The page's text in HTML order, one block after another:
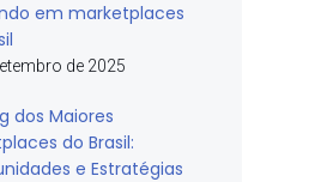
em marketplaces
de 2025
dos Maiores
do Brasil:
e Estratégias